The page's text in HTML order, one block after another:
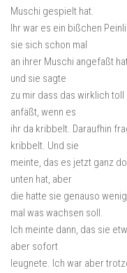
Muschi gespielt hat.
Ihr war es ein bißchen
sie sich schon mal
an ihrer Muschi angefaßt
und sie sagte
zu mir dass das wirklich
anfäßt, wenn es
ihr da kribbelt. Daraufhin
kribbelt. Und sie
meinte, das es jetzt ganz
unten hat, aber
die hatte sie genauso
mal was wachsen soll.
Ich meinte dann, das sie
aber sofort
leugnete. Ich war aber